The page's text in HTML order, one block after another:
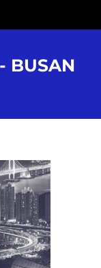
BUSAN